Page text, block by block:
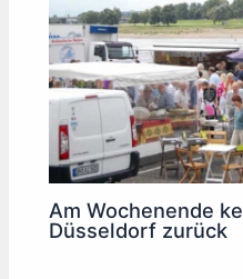
Am Wochenende
Düsseldorf zurück